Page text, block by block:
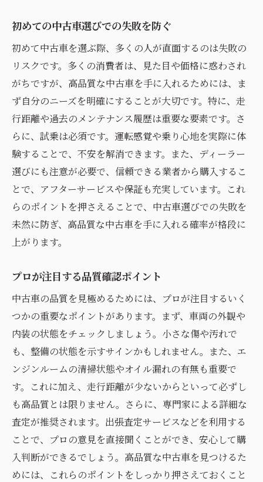
初めての中古車選びでの失敗を防ぐ
初めて中古車を選ぶ際、多くの人が直面するのは失敗の
リスクです。多くの消費者は、見た目や価格に惑わされ
がちですが、高品質な中古車を手に入れるためには、ま
ず自分のニーズを明確にすることが大切です。特に、走
行距離や過去のメンテナンス履歴は重要な要素です。さ
らに、試乗は必須です。運転感覚や乗り心地を実際に体
験することで、不安を解消できます。また、ディーラー
選びにも注意が必要で、信頼できる業者から購入するこ
とで、アフターサービスや保証も充実しています。これ
らのポイントを押さえることで、中古車選びでの失敗を
未然に防ぎ、高品質な中古車を手に入れる確率が格段に
上がります。
プロが注目する品質確認ポイント
中古車の品質を見極めるためには、プロが注目するいく
つかの重要なポイントがあります。まず、車両の外観や
内装の状態をチェックしましょう。小さな傷や汚れで
も、整備の状態を示すサインかもしれません。また、エ
ンジンルームの清掃状態やオイル漏れの有無も重要で
す。これに加え、走行距離が少ないからといって必ずし
も高品質とは限りません。さらに、専門家による詳細な
査定が推奨されます。出張査定サービスなどを利用する
ことで、プロの意見を直接聞くことができ、安心して購
入判断ができるでしょう。高品質な中古車を見つけるた
めには、これらのポイントをしっかり押さえておくこと